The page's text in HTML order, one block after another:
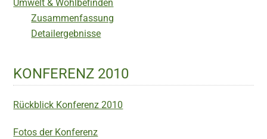
Umwelt & Wohlbefinden
Zusammenfassung
Detailergebnisse
KONFERENZ 2010
Rückblick Konferenz 2010
Fotos der Konferenz